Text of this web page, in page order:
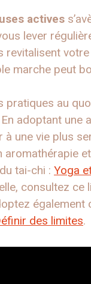
actives
lever
revitalisent
marche peut
au
adoptant une
à une vie plus
tai-chi : Yoga
consultez ce
également
des limites.